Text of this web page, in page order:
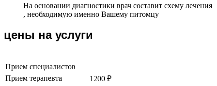
На основании диагностики врач составит схему лечения
, необходимую именно Вашему питомцу
цены на услуги
Прием специалистов
Прием терапевта
1200 ₽